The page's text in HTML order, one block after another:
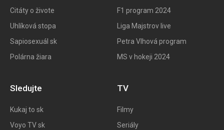
Citáty o živote
Uhlíková stopa
Sapiosexuál sk
Polárna žiara
F1 program 2024
Liga Majstrov live
Petra Vlhová program
MS v hokeji 2024
Sledujte
Kukaj to sk
Voyo TV sk
TV
Filmy
Seriály